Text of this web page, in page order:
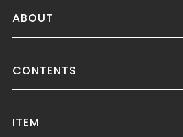
ABOUT
CONTENTS
ITEM